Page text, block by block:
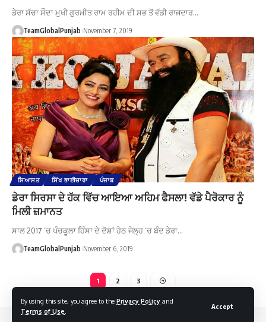
By using this site, you agree to the Privacy Policy and
Terms of Use
Accept
ਡੇਰਾ ਸੱਚਾ ਸੌਦਾ ਮੁਖੀ ਗੁਰਮੀਤ ਰਾਮ ਰਹੀਮ ਦੀ ਸਭ ਤੋਂ ਵੱਡੀ ਰਾਜਦਾਰ…
TeamGlobalPunjab November 7, 2019
ਸਿਆਸਤ ਸਿੱਖ ਭਾਈਚਾਰਾ ਪੰਜਾਬ
ਡੇਰਾ ਸਿਰਸਾ ਦੇ ਹੱਕ ਵਿੱਚ ਆਇਆ ਅਹਿਮ ਫੈਸਲਾ! ਵੱਡੇ ਪੈਰੋਕਾਰ ਨੂੰ
ਮਿਲੀ ਜ਼ਮਾਨਤ
ਸਾਲ 2017 ‘ਚ ਪੰਚਕੂਲਾ ਹਿੰਸਾ ਦੇ ਦੋਸ਼ਾਂ ਹੇਠ ਜੇਲ੍ਹ ‘ਚ ਬੰਦ ਡੇਰਾ…
TeamGlobalPunjab November 6, 2019
1 2 3